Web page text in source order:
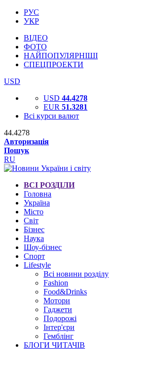
РУС
УКР
ВІДЕО
ФОТО
НАЙПОПУЛЯРНІШІ
СПЕЦПРОЕКТИ
USD
USD 44.4278
EUR 51.3281
Всі курси валют
44.4278
Авторизація
Пошук
RU
ВСІ РОЗДІЛИ
Головна
Україна
Місто
Світ
Бізнес
Наука
Шоу-бізнес
Спорт
Lifestyle
Всі новини розділу
Fashion
Food&Drinks
Мотори
Гаджети
Подорожі
Інтер'єри
Гемблінг
БЛОГИ ЧИТАЧІВ